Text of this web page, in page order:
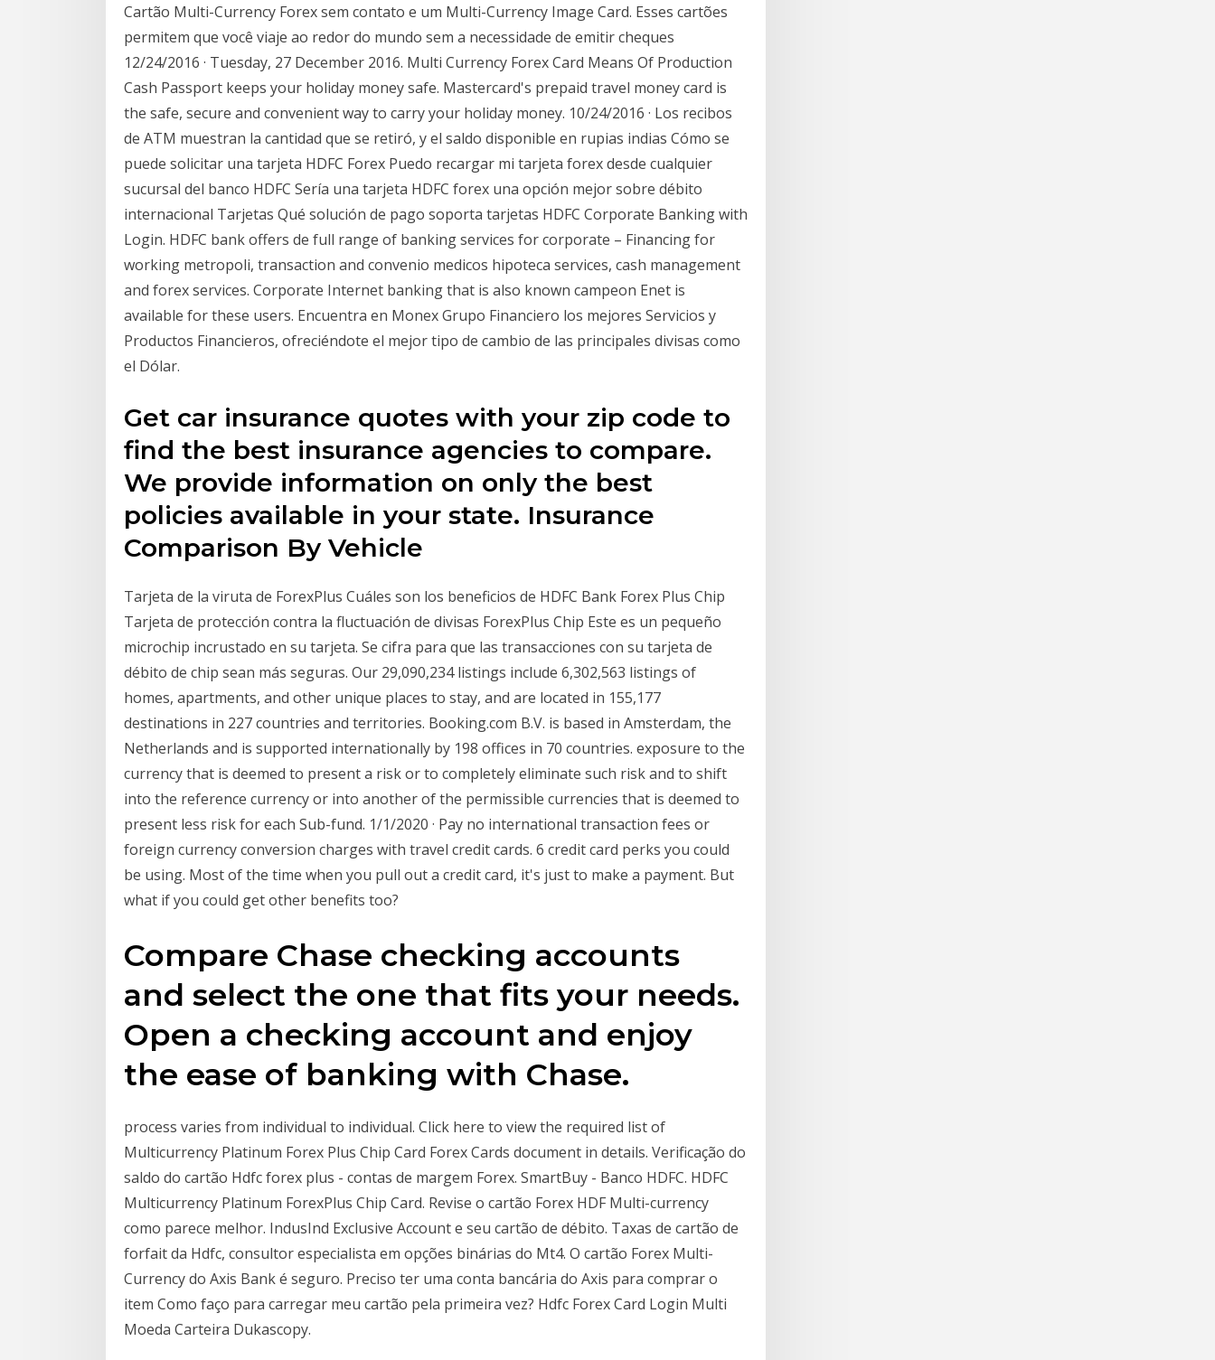
Cartão Multi-Currency Forex sem contato e um Multi-Currency Image Card. Esses cartões
permitem que você viaje ao redor do mundo sem a necessidade de emitir cheques
12/24/2016 · Tuesday, 27 December 2016. Multi Currency Forex Card Means Of Production
Cash Passport keeps your holiday money safe. Mastercard's prepaid travel money card is
the safe, secure and convenient way to carry your holiday money. 10/24/2016 · Los recibos
de ATM muestran la cantidad que se retiró, y el saldo disponible en rupias indias Cómo se
puede solicitar una tarjeta HDFC Forex Puedo recargar mi tarjeta forex desde cualquier
sucursal del banco HDFC Sería una tarjeta HDFC forex una opción mejor sobre débito
internacional Tarjetas Qué solución de pago soporta tarjetas HDFC Corporate Banking with
Login. HDFC bank offers de full range of banking services for corporate – Financing for
working metropoli, transaction and convenio medicos hipoteca services, cash management
and forex services. Corporate Internet banking that is also known campeon Enet is
available for these users. Encuentra en Monex Grupo Financiero los mejores Servicios y
Productos Financieros, ofreciéndote el mejor tipo de cambio de las principales divisas como
el Dólar.
Get car insurance quotes with your zip code to
find the best insurance agencies to compare.
We provide information on only the best
policies available in your state. Insurance
Comparison By Vehicle
Tarjeta de la viruta de ForexPlus Cuáles son los beneficios de HDFC Bank Forex Plus Chip
Tarjeta de protección contra la fluctuación de divisas ForexPlus Chip Este es un pequeño
microchip incrustado en su tarjeta. Se cifra para que las transacciones con su tarjeta de
débito de chip sean más seguras. Our 29,090,234 listings include 6,302,563 listings of
homes, apartments, and other unique places to stay, and are located in 155,177
destinations in 227 countries and territories. Booking.com B.V. is based in Amsterdam, the
Netherlands and is supported internationally by 198 offices in 70 countries. exposure to the
currency that is deemed to present a risk or to completely eliminate such risk and to shift
into the reference currency or into another of the permissible currencies that is deemed to
present less risk for each Sub-fund. 1/1/2020 · Pay no international transaction fees or
foreign currency conversion charges with travel credit cards. 6 credit card perks you could
be using. Most of the time when you pull out a credit card, it's just to make a payment. But
what if you could get other benefits too?
Compare Chase checking accounts
and select the one that fits your needs.
Open a checking account and enjoy
the ease of banking with Chase.
process varies from individual to individual. Click here to view the required list of
Multicurrency Platinum Forex Plus Chip Card Forex Cards document in details. Verificação do
saldo do cartão Hdfc forex plus - contas de margem Forex. SmartBuy - Banco HDFC. HDFC
Multicurrency Platinum ForexPlus Chip Card. Revise o cartão Forex HDF Multi-currency
como parece melhor. IndusInd Exclusive Account e seu cartão de débito. Taxas de cartão de
forfait da Hdfc, consultor especialista em opções binárias do Mt4. O cartão Forex Multi-
Currency do Axis Bank é seguro. Preciso ter uma conta bancária do Axis para comprar o
item Como faço para carregar meu cartão pela primeira vez? Hdfc Forex Card Login Multi
Moeda Carteira Dukascopy.